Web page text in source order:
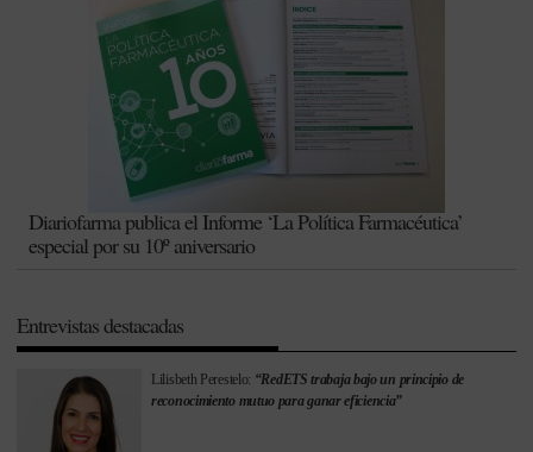
Diariofarma publica el Informe ‘La Política Farmacéutica’
especial por su 10º aniversario
Entrevistas destacadas
Lilisbeth Perestelo: “RedETS trabaja bajo un principio de
reconocimiento mutuo para ganar eficiencia”